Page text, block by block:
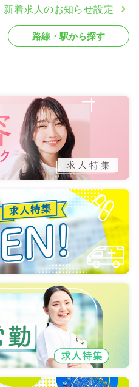
新着求人のお知らせ設定
路線・駅から探す